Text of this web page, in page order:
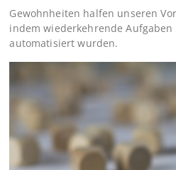
Gewohnheiten halfen unseren
indem wiederkehrende
automatisiert wurden.